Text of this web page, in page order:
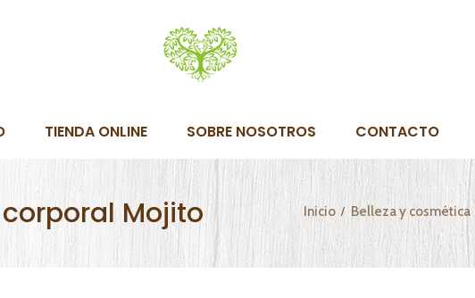
TIENDA ONLINE SOBRE NOSOTROS CONTACTO
Mojito Inicio Belleza y cosmética